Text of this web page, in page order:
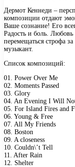
Дермот Кеннеди –
композиции отдают
Ваше сознание! Его
Радость и боль.
перемещаться строфа
музыкант.
Список композиций:
01. Power Over Me
02. Moments Passed
03. Glory
04. An Evening I Will
05. For Island Fires and
06. Young & Free
07. All My Friends
08. Boston
09. A closeness
10. Couldn\’t Tell
11. After Rain
12. Shelter